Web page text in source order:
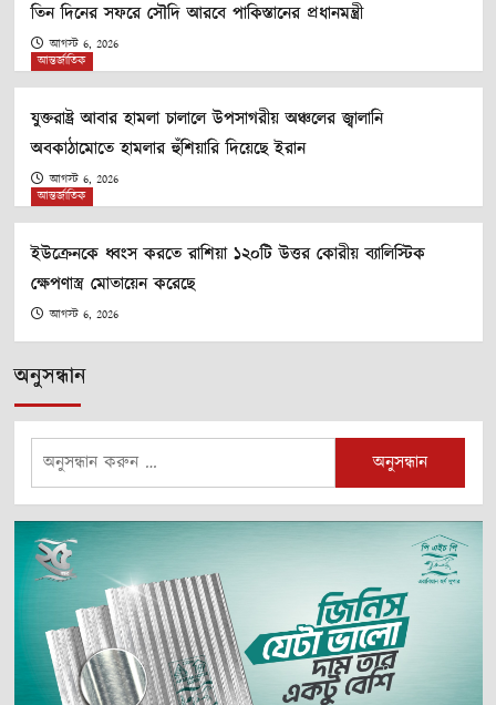
তিন দিনের সফরে সৌদি আরবে পাকিস্তানের প্রধানমন্ত্রী
আগস্ট 6, 2026
আন্তর্জাতিক
যুক্তরাষ্ট্র আবার হামলা চালালে উপসাগরীয় অঞ্চলের জ্বালানি
অবকাঠামোতে হামলার হুঁশিয়ারি দিয়েছে ইরান
আগস্ট 6, 2026
আন্তর্জাতিক
ইউক্রেনকে ধ্বংস করতে রাশিয়া ১২০টি উত্তর কোরীয় ব্যালিস্টিক
ক্ষেপণাস্ত্র মোতায়েন করেছে
আগস্ট 6, 2026
অনুসন্ধান
অনুসন্ধানঃ